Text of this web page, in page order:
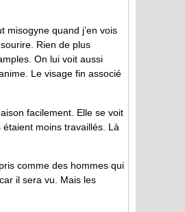
misogyne quand j’en vois
Rien de plus
On lui voit aussi
Le visage fin associé
facilement. Elle se voit
moins travaillés. Là
comme des hommes qui
il sera vu. Mais les